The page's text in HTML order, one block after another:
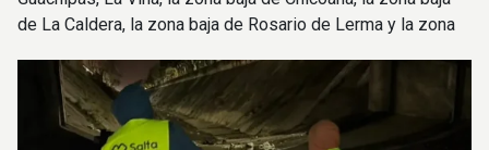
de La Caldera, la zona baja de Rosario de Lerma y la zona